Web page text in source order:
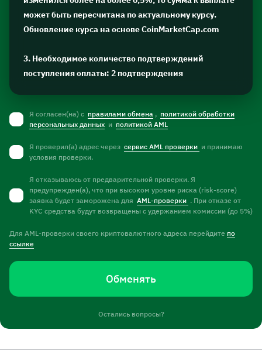
может быть пересчитана по актуальному курсу.
Обновление курса на основе CoinMarketCap.com
3. Необходимое количество подтверждений
поступления оплаты: 2 подтверждения
Я согласен(на) с правилами обмена , политикой обработки
персональных данных и политикой AML
Я проверил(а) адрес через сервис AML проверки и принимаю
условия проверки.
Я отказываюсь от предварительной проверки. Я
предупрежден(а), что при высоком уровне риска (risk-score)
заявка будет заморожена для AML-проверки . При отказе от
KYC средства будут возвращены с удержанием комиссии (до 5%)
Для AML-проверки своего криптовалютного адреса перейдите по
ссылке
Обменять
Остались вопросы?